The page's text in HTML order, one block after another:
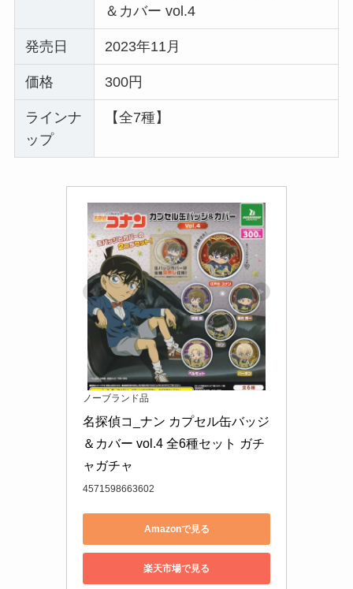
＆カバー vol.4
発売日 2023年11月
価格 300円
ラインナ
ップ
【全7種】
ノーブランド品
名探偵コ_ナン カプセル缶バッジ
＆カバー vol.4 全6種セット ガチ
ャガチャ
4571598663602
Amazonで見る
楽天市場で見る